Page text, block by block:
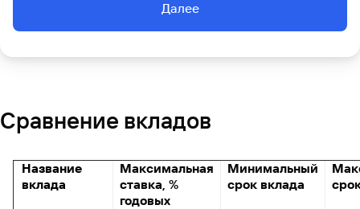
Далее
Сравнение вкладов
Название
вклада
Максимальная
ставка, %
годовых
Минимальный
срок вклада